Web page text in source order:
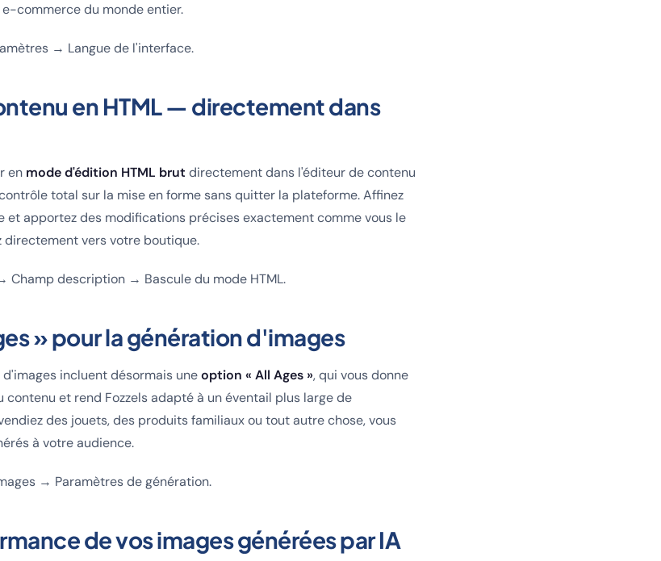
commerce du monde entier.
→ Langue de l'interface.
en HTML — directement dans
en mode d'édition HTML brut directement dans l'éditeur de contenu
total sur la mise en forme sans quitter la plateforme. Affinez
et apportez des modifications précises exactement comme vous le
vers votre boutique.
Champ description → Bascule du mode HTML.
» pour la génération d'images
incluent désormais uneoption « All Ages », qui vous donne
et rend Fozzels adapté à un éventail plus large de
des jouets, des produits familiaux ou tout autre chose, vous
à votre audience.
→ Paramètres de génération.
de vos images générées par IA